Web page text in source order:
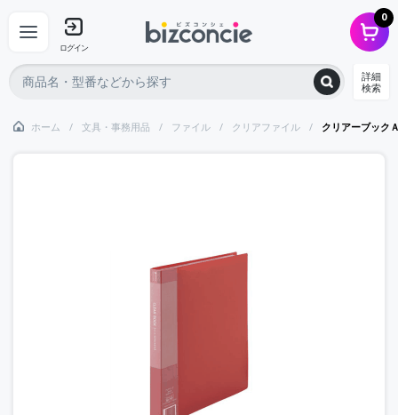
ログイン
0
詳細
検索
ホーム 文具・事務用品 ファイル クリアファイル クリアーブッ